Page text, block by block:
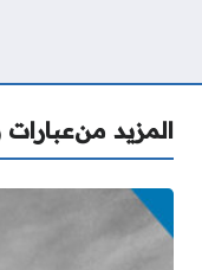
المزيد من